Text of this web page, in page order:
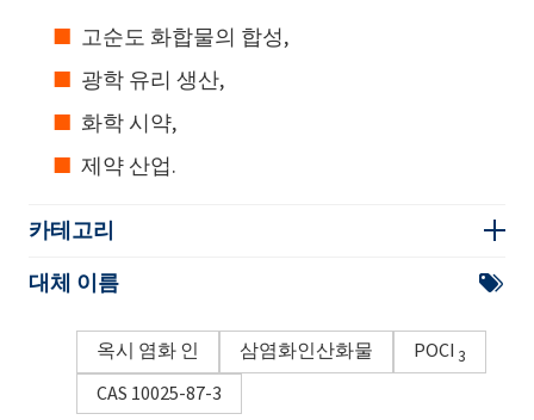
고순도 화합물의 합성,
광학 유리 생산,
화학 시약,
제약 산업.
카테고리
대체 이름
옥시 염화 인 삼염화인산화물 POCl 3
CAS 10025-87-3